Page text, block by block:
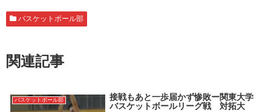
バスケットボール部
関連記事
バスケットボール部
接戦もあと一歩届かず惨敗ー関東大学
バスケットボールリーグ戦 対拓大